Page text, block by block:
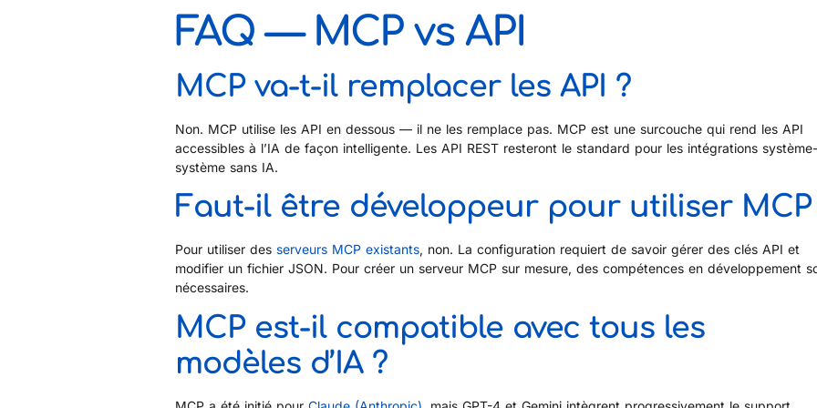
FAQ — MCP vs API
MCP va-t-il remplacer les API ?
Non. MCP utilise les API en dessous — il ne les remplace pas. MCP est une surcouche qui rend les API
accessibles à l’IA de façon intelligente. Les API REST resteront le standard pour les intégrations
système sans IA.
Faut-il être développeur pour utiliser MCP
Pour utiliser des serveurs MCP existants, non. La configuration requiert de savoir gérer des clés API et
modifier un fichier JSON. Pour créer un serveur MCP sur mesure, des compétences en développement
nécessaires.
MCP est-il compatible avec tous les
modèles d’IA ?